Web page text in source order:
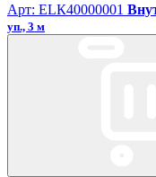
Арт: ЕLК40000001
уп., 3 м